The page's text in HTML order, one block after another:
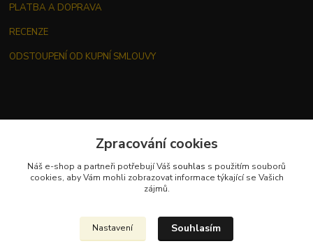
PLATBA A DOPRAVA
RECENZE
ODSTOUPENÍ OD KUPNÍ SMLOUVY
Zpracování cookies
Náš e-shop a partneři potřebují Váš souhlas s použitím souborů
cookies, aby Vám mohli zobrazovat informace týkající se Vašich
zájmů.
Nastavení Souhlasím